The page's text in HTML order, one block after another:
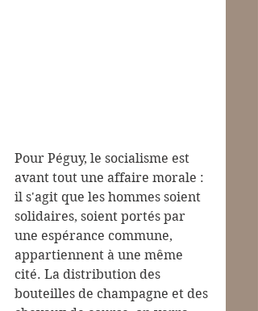
Pour Péguy, le socialisme est
avant tout une affaire morale :
il s'agit que les hommes soient
solidaires, soient portés par
une espérance commune,
appartiennent à une même
cité. La distribution des
bouteilles de champagne et des